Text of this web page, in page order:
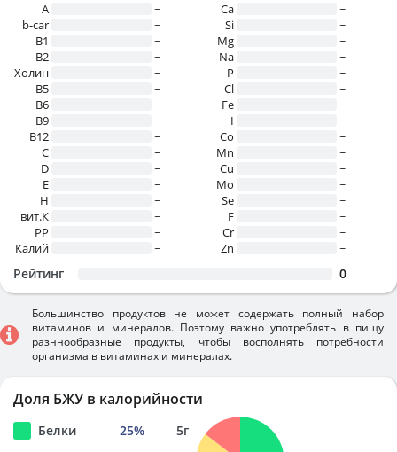
A
~
b-car
~
В1
~
B2
~
Холин
~
B5
~
B6
~
B9
~
B12
~
C
~
D
~
E
~
H
~
вит.К
~
PP
~
Калий
~
Ca
~
Si
~
Mg
~
Na
~
P
~
Cl
~
Fe
~
I
~
Co
~
Mn
~
Cu
~
Mo
~
Se
~
F
~
Cr
~
Zn
~
Рейтинг 0
Большинство продуктов не может содержать полный набор
витаминов и минералов. Поэтому важно употреблять в пищу
разннообразные продукты, чтобы восполнять потребности
организма в витаминах и минералах.
Доля БЖУ в калорийности
Белки 25% 5г